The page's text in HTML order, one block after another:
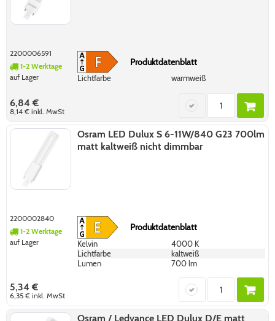
2200006591
1-2 Werktage
auf Lager
Produktdatenblatt
Lichtfarbe warmweiß
6,84 €
8,14 €inkl. MwSt
Osram LED Dulux S 6-11W/840 G23 700lm
matt kaltweiß nicht dimmbar
2200002840
1-2 Werktage
auf Lager
Produktdatenblatt
Kelvin
4000 K
Lichtfarbe
kaltweiß
Lumen
700 lm
5,34 €
6,35 €inkl. MwSt
Osram / Ledvance LED Dulux D/E matt